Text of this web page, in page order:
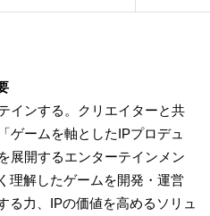
インする。クリエイターと共
ゲームを軸としたIPプロデュ
展開するエンターテインメン
理解したゲームを開発・運営
る力、IPの価値を高めるソリュ